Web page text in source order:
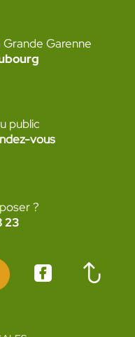
Grande Garenne
public
vous
?
23